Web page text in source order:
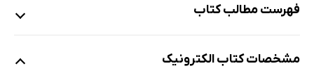
فهرست مطالب کتاب
قمه سوریه لبنانیه (1-2)
مشخصات کتاب الکترونیک